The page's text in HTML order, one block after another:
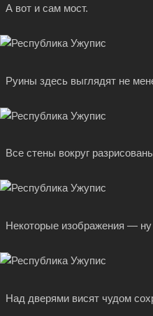
А вот и сам мост.
Руины здесь выглядят не
Все стены вокруг
Некоторые изображения —
Над дверями висят чудом